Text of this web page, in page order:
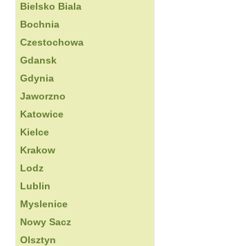
Bielsko Biala
Bochnia
Czestochowa
Gdansk
Gdynia
Jaworzno
Katowice
Kielce
Krakow
Lodz
Lublin
Myslenice
Nowy Sacz
Olsztyn